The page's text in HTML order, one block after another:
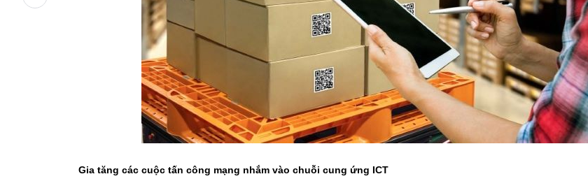
Gia tăng các cuộc tấn công mạng nhắm vào chuỗi cung ứng ICT